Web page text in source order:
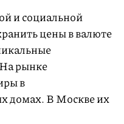
и социальной
цены в валюте
рынке
в
домах. В Москве их